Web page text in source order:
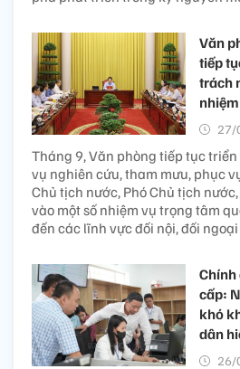
Văn
tiếp
trách
27/
Tháng 9, Văn phòng tiếp tục
vụ nghiên cứu, tham mưu, phục
Chủ tịch nước, Phó Chủ tịch
vào một số nhiệm vụ trọng tâm
đến các lĩnh vực đối nội, đối ngoại
Chính
cấp:
khó
dân
26/